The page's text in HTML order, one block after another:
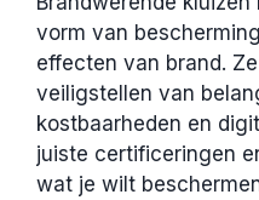
vorm van
effecten van brand.
veiligstellen van
kostbaarheden en
juiste certificeringen
wat je wilt